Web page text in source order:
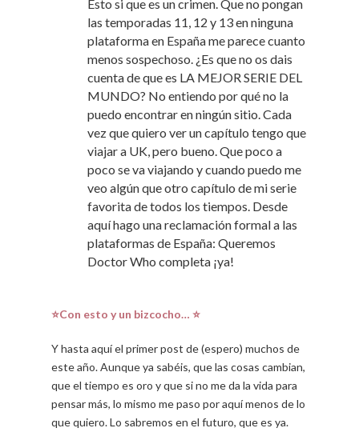
Esto si que es un crimen. Que no pongan
las temporadas 11, 12 y 13 en ninguna
plataforma en España me parece cuanto
menos sospechoso. ¿Es que no os dais
cuenta de que es LA MEJOR SERIE DEL
MUNDO? No entiendo por qué no la
puedo encontrar en ningún sitio. Cada
vez que quiero ver un capítulo tengo que
viajar a UK, pero bueno. Que poco a
poco se va viajando y cuando puedo me
veo algún que otro capítulo de mi serie
favorita de todos los tiempos. Desde
aquí hago una reclamación formal a las
plataformas de España: Queremos
Doctor Who completa ¡ya!
⭐Con esto y un bizcocho… ⭐
Y hasta aquí el primer post de (espero) muchos de
este año. Aunque ya sabéis, que las cosas cambian,
que el tiempo es oro y que si no me da la vida para
pensar más, lo mismo me paso por aquí menos de lo
que quiero. Lo sabremos en el futuro, que es ya.